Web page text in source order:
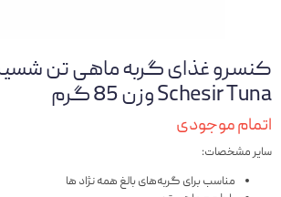
کنسرو غذای گربه ماهی تن
Schesir Tuna وزن 85 گرم
اتمام موجودی
سایر مشخصات:
مناسب برای گربه‌های بالغ همه نژاد ها